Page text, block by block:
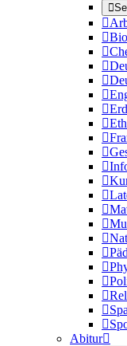























Abitur